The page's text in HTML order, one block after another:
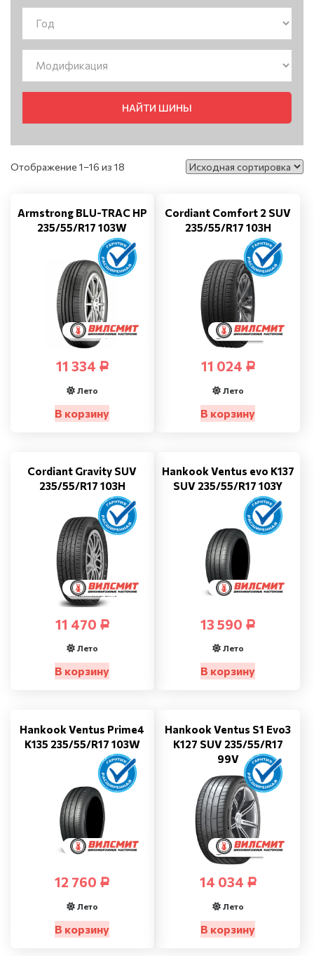
НАЙТИ ШИНЫ
Отображение 1–16 из 18
Armstrong BLU-TRAC HP
235/55/R17 103W
11 334 Р
Лето
В корзину
Cordiant Comfort 2 SUV
235/55/R17 103H
11 024 Р
Лето
В корзину
Cordiant Gravity SUV
235/55/R17 103H
11 470 Р
Лето
В корзину
Hankook Ventus evo K137
SUV 235/55/R17 103Y
13 590 Р
Лето
В корзину
Hankook Ventus Prime4
K135 235/55/R17 103W
12 760 Р
Лето
В корзину
Hankook Ventus S1 Evo3
K127 SUV 235/55/R17
99V
14 034 Р
Лето
В корзину